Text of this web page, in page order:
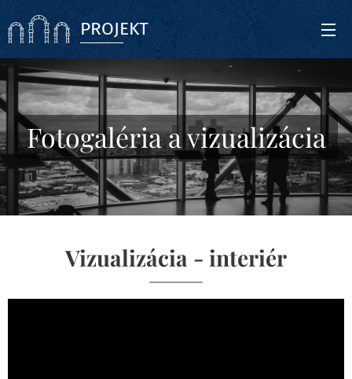
PROJEKT
Fotogaléria a vizualizácia
Vizualizácia - interiér